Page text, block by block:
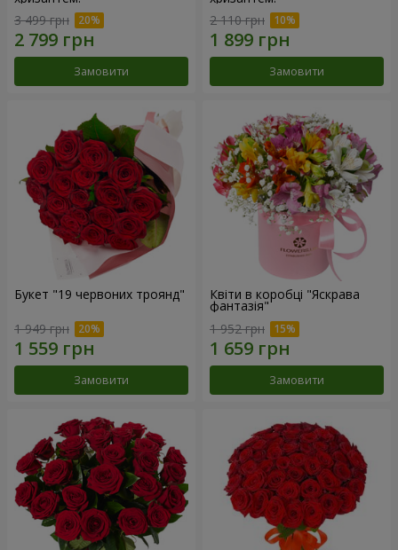
3 499 грн
Замовити
2 110 грн
Замовити
Букет "19 червоних троянд"
1 949 грн
Замовити
Квіти в коробці "Яскрава
фантазія"
1 952 грн
Замовити